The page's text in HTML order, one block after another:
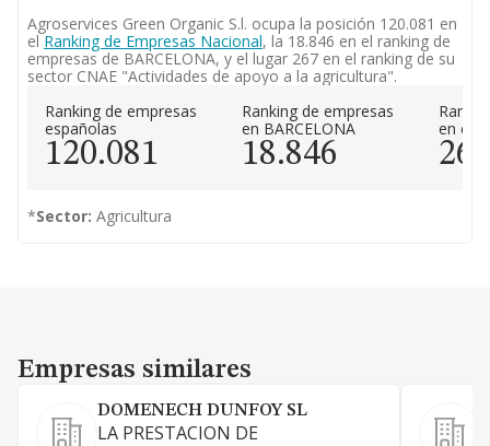
Agroservices Green Organic S.l. ocupa la posición 120.081 en
elRanking de Empresas Nacional, la 18.846 en el ranking de
empresas de BARCELONA, y el lugar 267 en el ranking de su
sector CNAE "Actividades de apoyo a la agricultura".
Ranking de empresas
españolas
120.081
Ranking de empresas
en BARCELONA
18.846
en el
267
*Sector: Agricultura
Empresas similares
Empresas similares
DOMENECH DUNFOY SL
LA PRESTACION DE